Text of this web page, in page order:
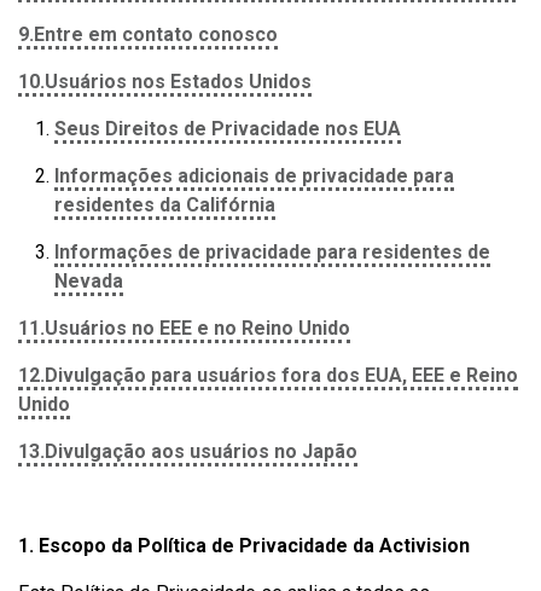
9.Entre em contato conosco
10.Usuários nos Estados Unidos
Seus Direitos de Privacidade nos EUA
Informações adicionais de privacidade para
residentes da Califórnia
Informações de privacidade para residentes de
Nevada
11.Usuários no EEE e no Reino Unido
12.Divulgação para usuários fora dos EUA, EEE e Reino
Unido
13.Divulgação aos usuários no Japão
1. Escopo da Política de Privacidade da Activision